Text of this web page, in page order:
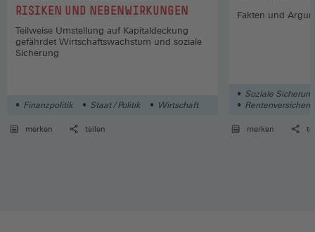
RISIKEN UND NEBENWIRKUNGEN
Teilweise Umstellung auf Kapitaldeckung
gefährdet Wirtschaftswachstum und soziale
Sicherung
Finanzpolitik Staat / Politik Wirtschaft
merken teilen
Fakten und
Soziale
merken